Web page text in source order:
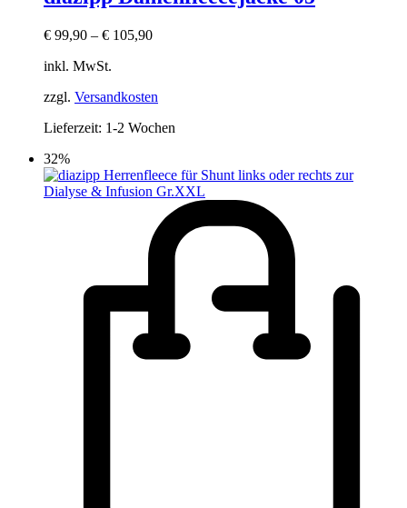
€ 99,90 – € 105,90
inkl. MwSt.
zzgl. Versandkosten
Lieferzeit: 1-2 Wochen
32%